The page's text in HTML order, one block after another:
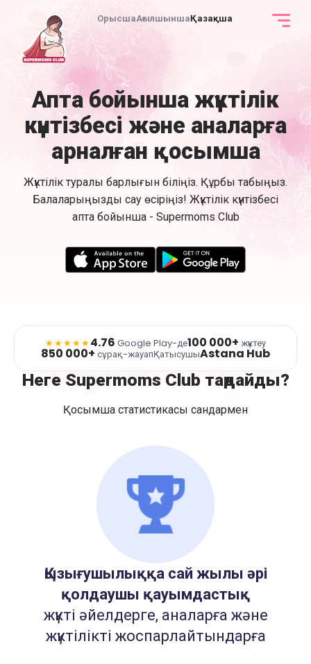
ОрысшаАғылшыншаҚазақша
Апта бойынша жүктілік
күнтізбесі және аналарға
арналған қосымша
Жүктілік туралы барлығын біліңіз. Құрбы табыңыз.
Балаларыңызды сау өсіріңіз! Жүктілік күнтізбесі
апта бойынша - Supermoms Club
★★★★★4.76 Google Play-де100 000+ жүктеу
850 000+ сұрақ-жауапҚатысушыAstana Hub
Неге Supermoms Club таңдайды?
Қосымша статистикасы сандармен
Қызығушылыққа сай жылы әрі
қолдаушы қауымдастық
жүкті әйелдерге, аналарға және
жүктілікті жоспарлайтындарға